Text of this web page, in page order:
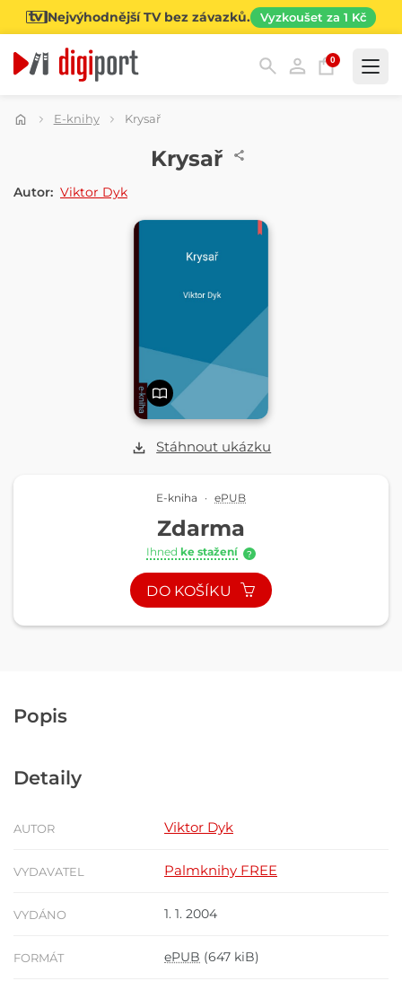
Nejvýhodnější TV bez závazků. Vyzkoušet za 1 Kč
0
Kategorie
E-knihy Krysař
Stáhnout ukázku
Krysař
Autor: Viktor Dyk
E-kniha · ePUB
Zdarma
Ihned ke stažení ?
DO KOŠÍKU
Popis
Detaily
AUTOR Viktor Dyk
VYDAVATEL Palmknihy FREE
VYDÁNO 1. 1. 2004
FORMÁT ePUB (647 kiB)